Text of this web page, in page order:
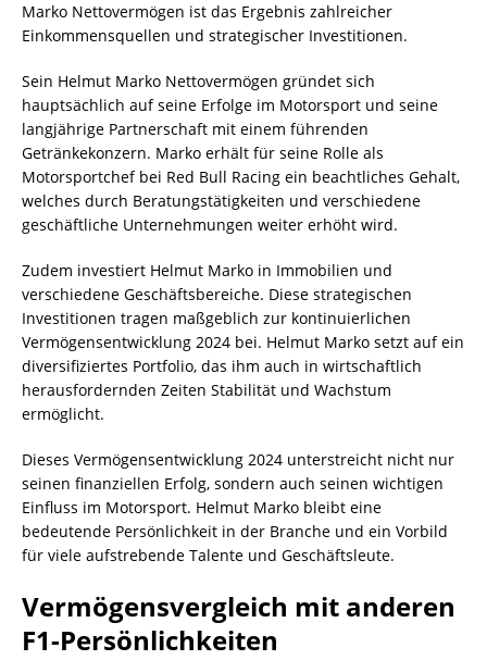
Marko Nettovermögen ist das Ergebnis zahlreicher
Einkommensquellen und strategischer Investitionen.
Sein Helmut Marko Nettovermögen gründet sich
hauptsächlich auf seine Erfolge im Motorsport und seine
langjährige Partnerschaft mit einem führenden
Getränkekonzern. Marko erhält für seine Rolle als
Motorsportchef bei Red Bull Racing ein beachtliches Gehalt,
welches durch Beratungstätigkeiten und verschiedene
geschäftliche Unternehmungen weiter erhöht wird.
Zudem investiert Helmut Marko in Immobilien und
verschiedene Geschäftsbereiche. Diese strategischen
Investitionen tragen maßgeblich zur kontinuierlichen
Vermögensentwicklung 2024 bei. Helmut Marko setzt auf ein
diversifiziertes Portfolio, das ihm auch in wirtschaftlich
herausfordernden Zeiten Stabilität und Wachstum
ermöglicht.
Dieses Vermögensentwicklung 2024 unterstreicht nicht nur
seinen finanziellen Erfolg, sondern auch seinen wichtigen
Einfluss im Motorsport. Helmut Marko bleibt eine
bedeutende Persönlichkeit in der Branche und ein Vorbild
für viele aufstrebende Talente und Geschäftsleute.
Vermögensvergleich mit anderen
F1-Persönlichkeiten